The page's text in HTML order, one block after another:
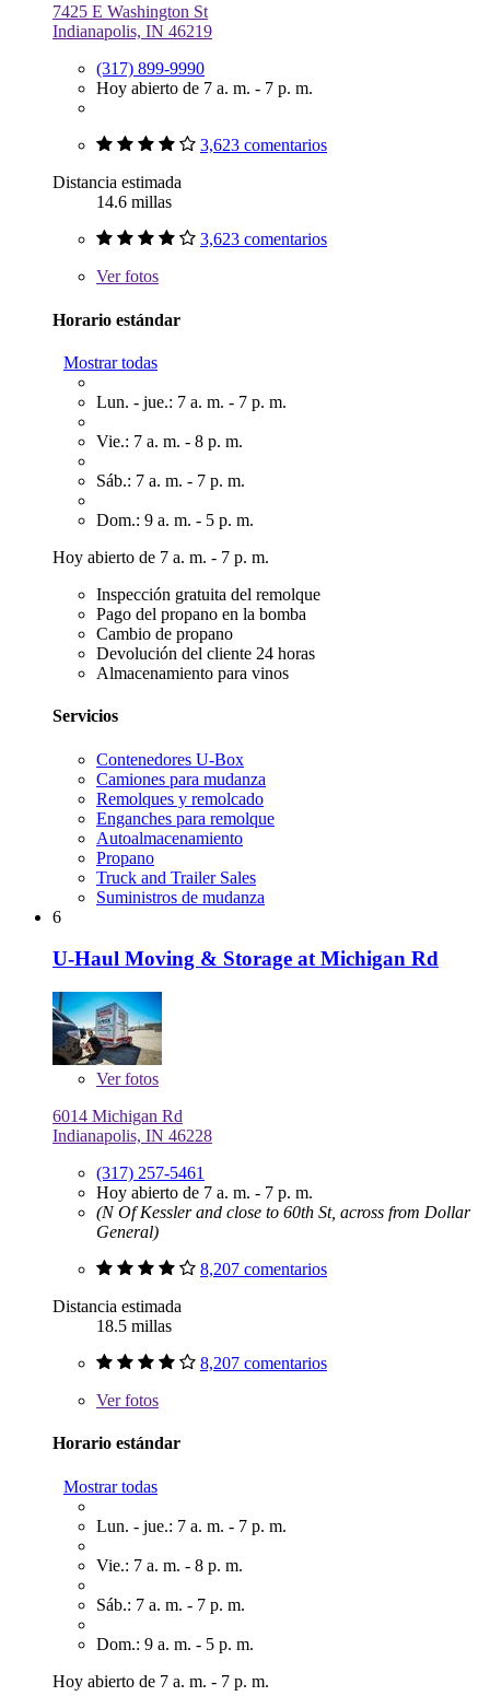
7425 E Washington St
Indianapolis, IN 46219
(317) 899-9990
Hoy abierto de 7 a. m. - 7 p. m.
3,623 comentarios
Distancia estimada
14.6 millas
3,623 comentarios
Verfotos
Horario estándar
Mostrar todas
Lun. - jue.: 7 a. m. - 7 p. m.
Vie.: 7 a. m. - 8 p. m.
Sáb.: 7 a. m. - 7 p. m.
Dom.: 9 a. m. - 5 p. m.
Hoy abierto de 7 a. m. - 7 p. m.
Inspección gratuita del remolque
Pago del propano en la bomba
Cambio de propano
Devolución del cliente 24 horas
Almacenamiento para vinos
Servicios
Contenedores U-Box
Camiones para mudanza
Remolques y remolcado
Enganches para remolque
Autoalmacenamiento
Propano
Truck and Trailer Sales
Suministros de mudanza
6
U-Haul Moving & Storage at Michigan Rd
Verfotos
6014 Michigan Rd
Indianapolis, IN 46228
(317) 257-5461
Hoy abierto de 7 a. m. - 7 p. m.
(N Of Kessler and close to 60th St, across from Dollar
General)
8,207 comentarios
Distancia estimada
18.5 millas
8,207 comentarios
Verfotos
Horario estándar
Mostrar todas
Lun. - jue.: 7 a. m. - 7 p. m.
Vie.: 7 a. m. - 8 p. m.
Sáb.: 7 a. m. - 7 p. m.
Dom.: 9 a. m. - 5 p. m.
Hoy abierto de 7 a. m. - 7 p. m.